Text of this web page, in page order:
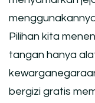
Pilihan kita
tangan hanya
bergizi gratis